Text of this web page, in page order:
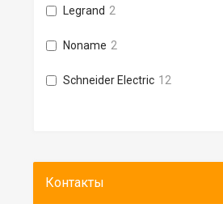
Legrand 2
Noname 2
Schneider Electric 12